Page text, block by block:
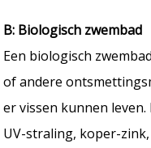
B: Biologisch zwembad
Een biologisch
of andere
er vissen kunnen
UV-straling, koper-